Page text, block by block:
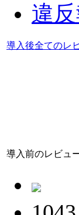
違
導入後全てのレ
導入前のレビュ